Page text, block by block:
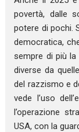
povertà, dalle
potere di pochi.
democratica,
sempre di più
diverse da
del razzismo e
vede l’uso
l’operazione
USA, con la